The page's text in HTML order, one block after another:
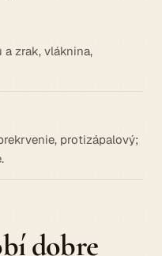
a zrak, vláknina,
protizápalový;
dobre